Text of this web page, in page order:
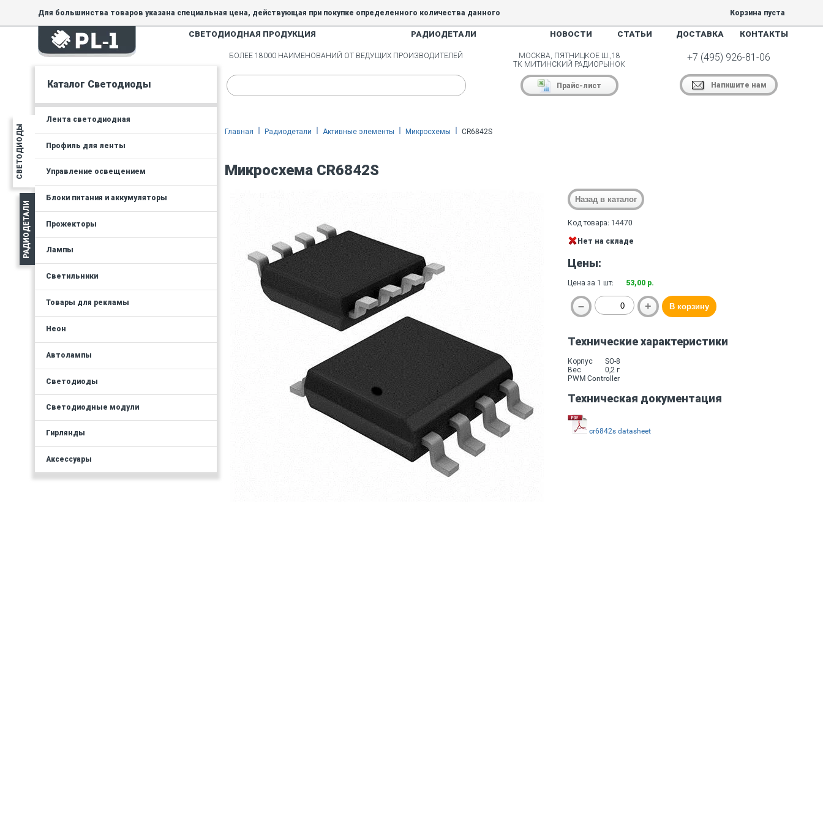
Для большинства товаров указана специальная цена, действующая при покупке определенного количества данного
товара.
На товары, купленные по специальной цене, общие скидки 5% и 10% не действуют.
Корзина пуста
СВЕТОДИОДНАЯ ПРОДУКЦИЯ РАДИОДЕТАЛИ НОВОСТИ СТАТЬИ ДОСТАВКА КОНТАКТЫ
СВЕТОДИОДЫ
РАДИОДЕТАЛИ
Каталог Светодиоды
Лента светодиодная
Профиль для ленты
Управление освещением
Блоки питания и аккумуляторы
Прожекторы
Лампы
Светильники
Товары для рекламы
Неон
Автолампы
Светодиоды
Светодиодные модули
Гирлянды
Аксессуары
БОЛЕЕ 18000 НАИМЕНОВАНИЙ ОТ ВЕДУЩИХ ПРОИЗВОДИТЕЛЕЙ
МОСКВА, ПЯТНИЦКОЕ Ш.,18
ТК МИТИНСКИЙ РАДИОРЫНОК
Прайс-лист
+7 (495) 926-81-06
Напишите нам
Главная Радиодетали Активные элементы Микросхемы CR6842S
Микросхема CR6842S
Код товара: 14470
Нет на складе
Цены:
Цена за 1 шт: 53,00 р.
Технические характеристики
Корпус
SO-8
Вес
0,2 г
PWM Controller
Техническая документация
cr6842s datasheet